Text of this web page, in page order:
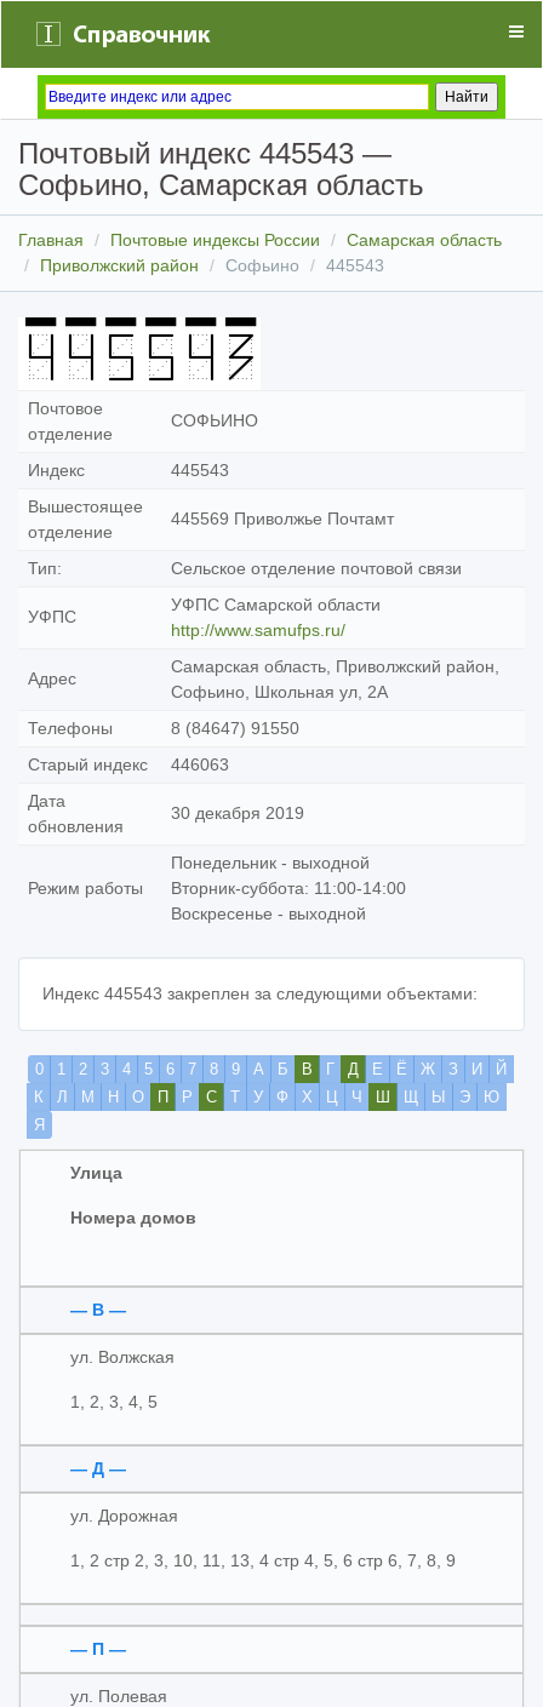
Почтовый индекс 445543 —
Софьино, Самарская область
Главная Почтовые индексы России
Самарская область
Приволжский район
Софьино 445543
Почтовое
отделение
СОФЬИНО
Индекс
445543
Вышестоящее
отделение
445569 Приволжье Почтамт
Тип: Сельское отделение почтовой связи
УФПС
УФПС Самарской области
http://www.samufps.ru/
Адрес
Самарская область, Приволжский район,
Софьино, Школьная ул, 2А
Телефоны
8 (84647) 91550
Старый индекс
446063
Дата
обновления
30 декабря 2019
Режим работы
Понедельник - выходной
Вторник-суббота: 11:00-14:00
Воскресенье - выходной
Индекс 445543 закреплен за следующими объектами:
0 1 2 3 4 5 6 7 8 9 А Б В Г Д Е Ё Ж З И
Й
К
Л М Н О П Р С Т У Ф Х Ц Ч Ш Щ Ы Э
Ю
Я
Улица
Номера домов
— В —
ул. Волжская
1, 2, 3, 4, 5
— Д —
ул. Дорожная
1, 2 стр 2, 3, 10, 11, 13, 4 стр 4, 5, 6 стр 6, 7, 8, 9
— П —
ул. Полевая